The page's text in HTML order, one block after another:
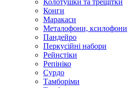
Колотушки та трещітки
Конги
Маракаси
Металофони, ксилофони
Пандейро
Перкусійні набори
Рейнстіки
Репініко
Сурдо
Тамборіми